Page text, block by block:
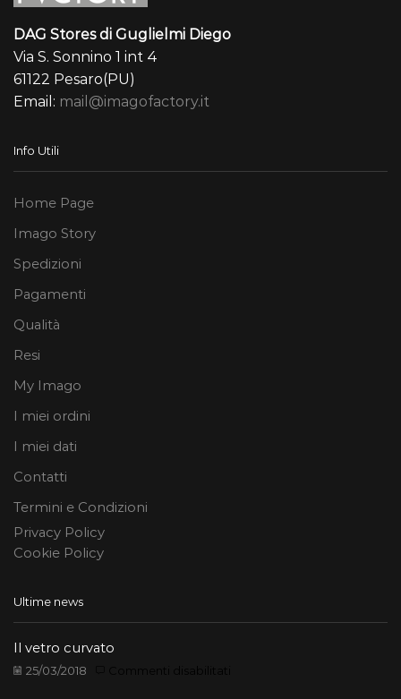
DAG Stores di Guglielmi Diego
Via S. Sonnino 1 int 4
61122 Pesaro(PU)
Email: mail@imagofactory.it
Info Utili
Home Page
Imago Story
Spedizioni
Pagamenti
Qualità
Resi
My Imago
I miei ordini
I miei dati
Contatti
Termini e Condizioni
Privacy Policy
Cookie Policy
Ultime news
Il vetro curvato
25/03/2018